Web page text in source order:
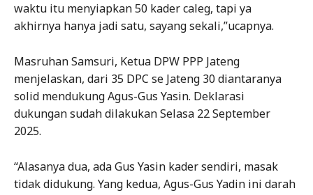
waktu itu menyiapkan 50 kader caleg, tapi ya
akhirnya hanya jadi satu, sayang sekali,”ucapnya.
Masruhan Samsuri, Ketua DPW PPP Jateng
menjelaskan, dari 35 DPC se Jateng 30 diantaranya
solid mendukung Agus-Gus Yasin. Deklarasi
dukungan sudah dilakukan Selasa 22 September
2025.
“Alasanya dua, ada Gus Yasin kader sendiri, masak
tidak didukung. Yang kedua, Agus-Gus Yadin ini darah